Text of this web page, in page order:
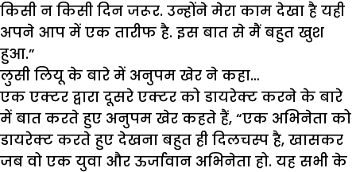
किसी न किसी दिन जरूर. उन्होंने मेरा काम देखा है यही
अपने आप में एक तारीफ है. इस बात से मैं बहुत खुश
हुआ.”
लुसी लियू के बारे में अनुपम खेर ने कहा…
एक एक्टर द्वारा दूसरे एक्टर को डायरेक्ट करने के बारे
में बात करते हुए अनुपम खेर कहते हैं, “एक अभिनेता को
डायरेक्ट करते हुए देखना बहुत ही दिलचस्प है, खासकर
जब वो एक युवा और ऊर्जावान अभिनेता हो. यह सभी के